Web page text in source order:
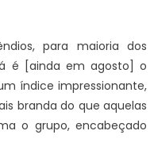
para maioria dos
é [ainda em agosto] o
índice impressionante,
branda do que aquelas
o grupo, encabeçado